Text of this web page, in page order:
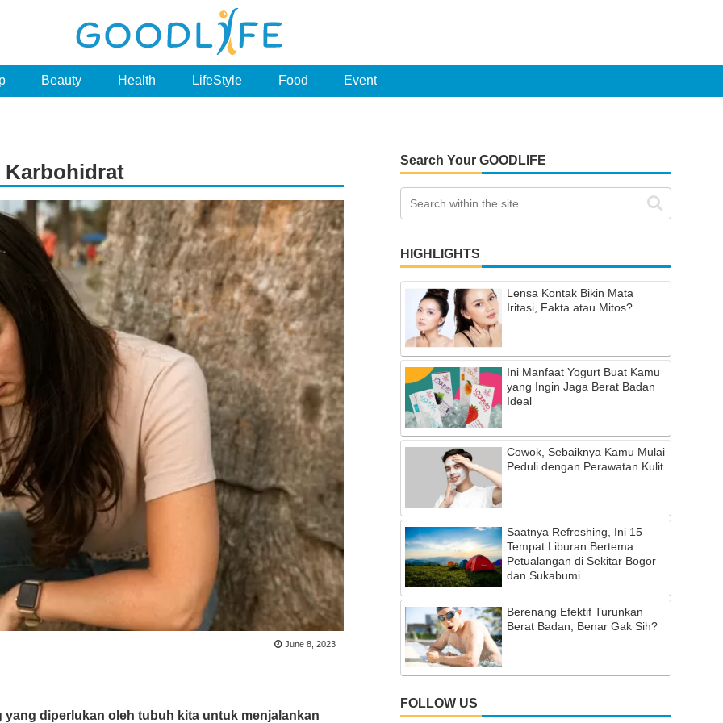
Beauty Health LifeStyle Food Event
Karbohidrat
June 8, 2023
diperlukan oleh tubuh kita untuk menjalankan
Search Your GOODLIFE
HIGHLIGHTS
Lensa Kontak Bikin Mata
Iritasi, Fakta atau Mitos?
Ini Manfaat Yogurt Buat Kamu
yang Ingin Jaga Berat Badan
Ideal
Cowok, Sebaiknya Kamu Mulai
Peduli dengan Perawatan Kulit
Saatnya Refreshing, Ini 15
Tempat Liburan Bertema
Petualangan di Sekitar Bogor
dan Sukabumi
Berenang Efektif Turunkan
Berat Badan, Benar Gak Sih?
FOLLOW US